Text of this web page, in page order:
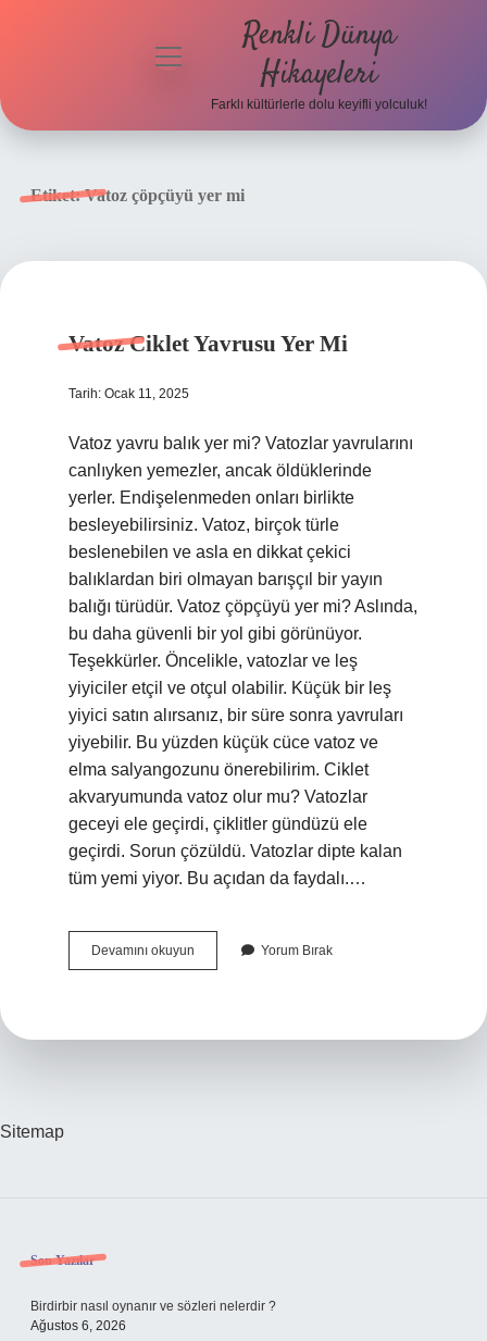
Politikası
menüyü
Renkli Dünya
Hikayeleri
Farklı kültürlerle dolu keyifli yolculuk!
Etiket:Vatoz çöpçüyü yer mi
Vatoz Ciklet Yavrusu Yer Mi
Tarih: Ocak 11, 2025
Vatoz yavru balık yer mi? Vatozlar yavrularını
canlıyken yemezler, ancak öldüklerinde
yerler. Endişelenmeden onları birlikte
besleyebilirsiniz. Vatoz, birçok türle
beslenebilen ve asla en dikkat çekici
balıklardan biri olmayan barışçıl bir yayın
balığı türüdür. Vatoz çöpçüyü yer mi? Aslında,
bu daha güvenli bir yol gibi görünüyor.
Teşekkürler. Öncelikle, vatozlar ve leş
yiyiciler etçil ve otçul olabilir. Küçük bir leş
yiyici satın alırsanız, bir süre sonra yavruları
yiyebilir. Bu yüzden küçük cüce vatoz ve
elma salyangozunu önerebilirim. Ciklet
akvaryumunda vatoz olur mu? Vatozlar
geceyi ele geçirdi, çiklitler gündüzü ele
geçirdi. Sorun çözüldü. Vatozlar dipte kalan
tüm yemi yiyor. Bu açıdan da faydalı.…
Devamını okuyun
Ciklet
Yorum Bırak
Sitemap
Sidebar
Son Yazılar
Birdirbir nasıl oynanır ve sözleri nelerdir ?
Ağustos 6, 2026